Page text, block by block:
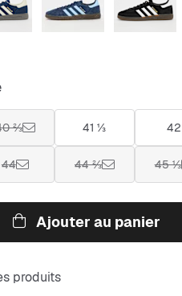
⅔ 41 ⅓ 42
44 44 ⅔ 45 ⅓
Ajouter au panier
produits